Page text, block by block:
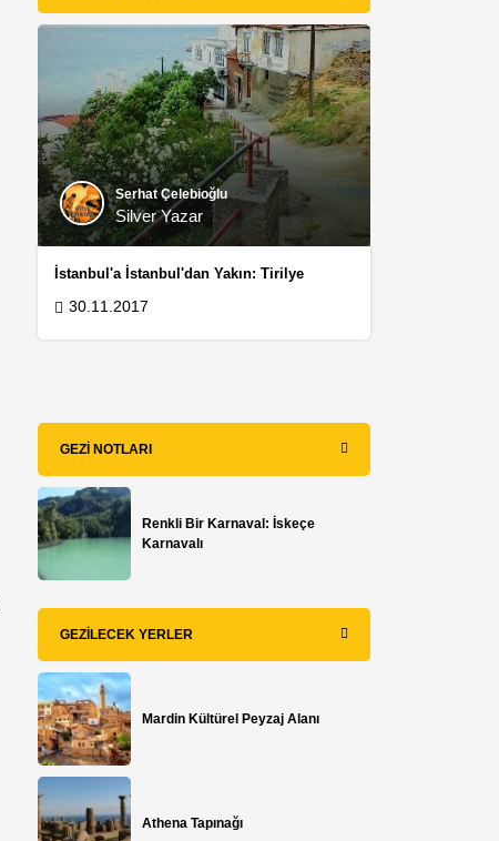
Serhat Çelebioğlu
Silver Yazar
İstanbul'a İstanbul'dan Yakın: Tirilye
30.11.2017
GEZI NOTLARI
Renkli Bir Karnaval: İskeçe
Karnavalı
GEZILECEK YERLER
Mardin Kültürel Peyzaj Alanı
Athena Tapınağı